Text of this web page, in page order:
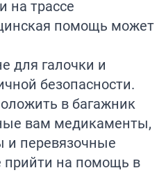
на трассе
помощь может
для галочки и
безопасности.
в багажник
вам медикаменты,
и перевязочные
прийти на помощь в